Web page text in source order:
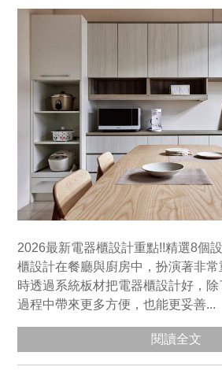
2026最新電器櫃設計重點!!精選8個
櫃設計在餐廳與廚房中，扮演著非
時透過系統板材把電器櫃設計好，
過程中帶來更多方便，也能更妥善...
閱讀全文